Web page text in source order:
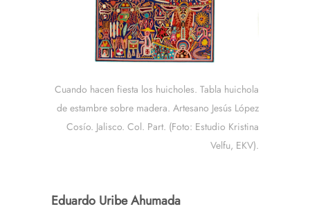
Cuando hacen fiesta los huicholes. Tabla huichola
de estambre sobre madera. Artesano Jesús López
Cosío. Jalisco. Col. Part. (Foto: Estudio Kristina
Velfu, EKV).
Eduardo Uribe Ahumada